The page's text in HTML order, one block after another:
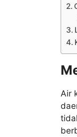
Air